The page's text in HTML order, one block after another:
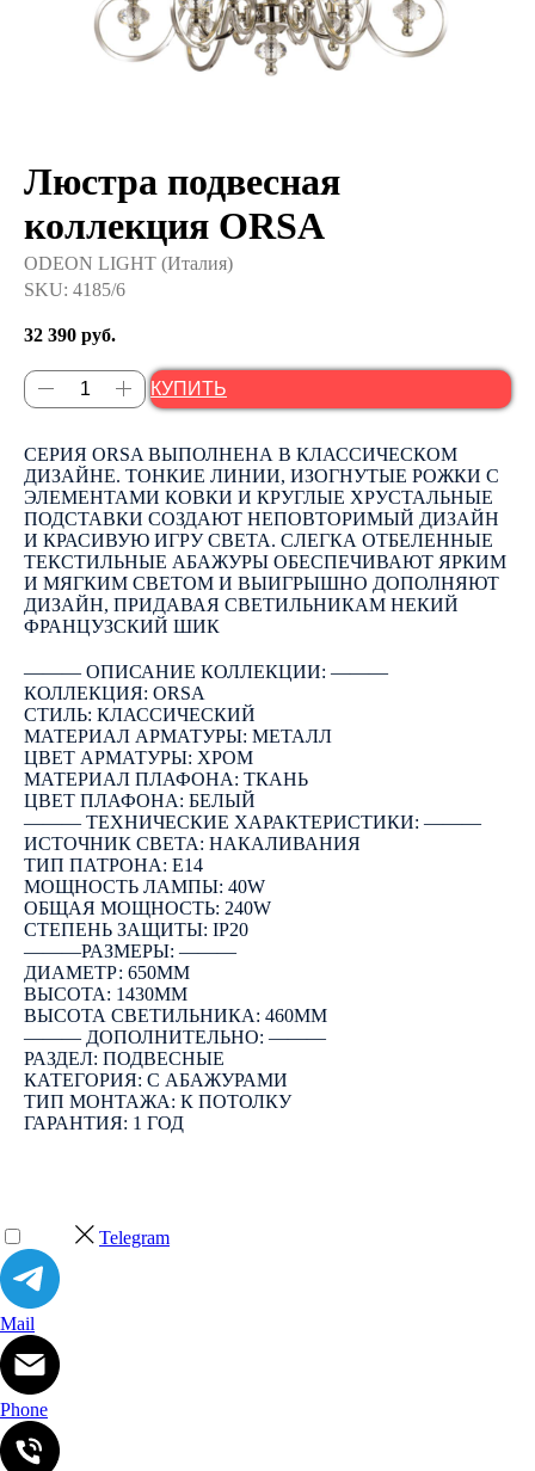
Люстра подвесная
коллекция ORSA
ODEON LIGHT (Италия)
SKU: 4185/6
32 390 руб.
КУПИТЬ
СЕРИЯ ORSA ВЫПОЛНЕНА В КЛАССИЧЕСКОМ
ДИЗАЙНЕ. ТОНКИЕ ЛИНИИ, ИЗОГНУТЫЕ РОЖКИ С
ЭЛЕМЕНТАМИ КОВКИ И КРУГЛЫЕ ХРУСТАЛЬНЫЕ
ПОДСТАВКИ СОЗДАЮТ НЕПОВТОРИМЫЙ ДИЗАЙН
И КРАСИВУЮ ИГРУ СВЕТА. СЛЕГКА ОТБЕЛЕННЫЕ
ТЕКСТИЛЬНЫЕ АБАЖУРЫ ОБЕСПЕЧИВАЮТ ЯРКИМ
И МЯГКИМ СВЕТОМ И ВЫИГРЫШНО ДОПОЛНЯЮТ
ДИЗАЙН, ПРИДАВАЯ СВЕТИЛЬНИКАМ НЕКИЙ
ФРАНЦУЗСКИЙ ШИК
――― ОПИСАНИЕ КОЛЛЕКЦИИ: ―――
КОЛЛЕКЦИЯ: ORSA
СТИЛЬ: КЛАССИЧЕСКИЙ
МАТЕРИАЛ АРМАТУРЫ: МЕТАЛЛ
ЦВЕТ АРМАТУРЫ: ХРОМ
МАТЕРИАЛ ПЛАФОНА: ТКАНЬ
ЦВЕТ ПЛАФОНА: БЕЛЫЙ
――― ТЕХНИЧЕСКИЕ ХАРАКТЕРИСТИКИ: ―――
ИСТОЧНИК СВЕТА: НАКАЛИВАНИЯ
ТИП ПАТРОНА: E14
МОЩНОСТЬ ЛАМПЫ: 40W
ОБЩАЯ МОЩНОСТЬ: 240W
СТЕПЕНЬ ЗАЩИТЫ: IP20
―――РАЗМЕРЫ: ―――
ДИАМЕТР: 650ММ
ВЫСОТА: 1430ММ
ВЫСОТА СВЕТИЛЬНИКА: 460ММ
――― ДОПОЛНИТЕЛЬНО: ―――
РАЗДЕЛ: ПОДВЕСНЫЕ
КАТЕГОРИЯ: С АБАЖУРАМИ
ТИП МОНТАЖА: К ПОТОЛКУ
ГАРАНТИЯ: 1 ГОД
Telegram
Mail
Phone